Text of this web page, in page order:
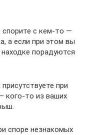
спорите с кем-то —
а если при этом вы
порадуются
при
кого-то из ваших
споре незнакомых